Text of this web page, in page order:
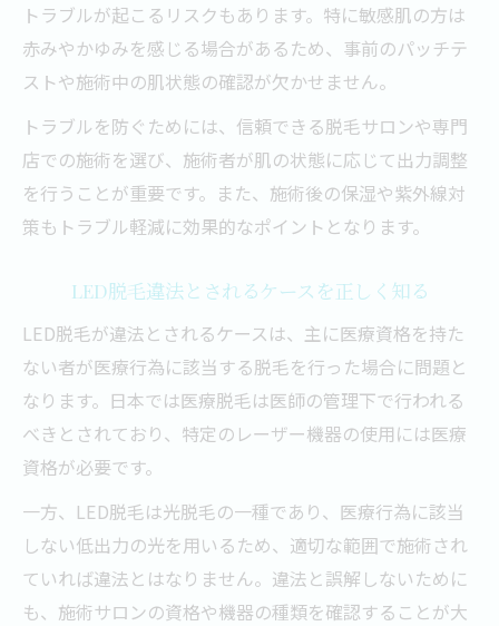
トラブルが起こるリスクもあります。特に敏感肌の方は
赤みやかゆみを感じる場合があるため、事前のパッチテ
ストや施術中の肌状態の確認が欠かせません。
トラブルを防ぐためには、信頼できる脱毛サロンや専門
店での施術を選び、施術者が肌の状態に応じて出力調整
を行うことが重要です。また、施術後の保湿や紫外線対
策もトラブル軽減に効果的なポイントとなります。
LED脱毛違法とされるケースを正しく知る
LED脱毛が違法とされるケースは、主に医療資格を持た
ない者が医療行為に該当する脱毛を行った場合に問題と
なります。日本では医療脱毛は医師の管理下で行われる
べきとされており、特定のレーザー機器の使用には医療
資格が必要です。
一方、LED脱毛は光脱毛の一種であり、医療行為に該当
しない低出力の光を用いるため、適切な範囲で施術され
ていれば違法とはなりません。違法と誤解しないために
も、施術サロンの資格や機器の種類を確認することが大